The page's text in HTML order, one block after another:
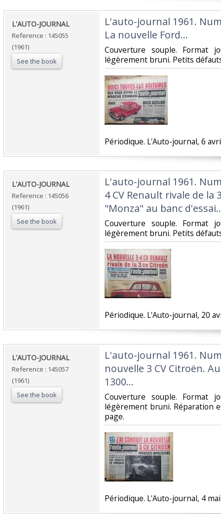
‎L'AUTO-JOURNAL ‎
Reference : 145055
(1961)
See the book
‎L'auto-journal 1961.
La nouvelle Ford...‎
‎Couverture souple. Format
légèrement bruni. Petits
‎Périodique. L'Auto-journal, 6
‎L'AUTO-JOURNAL ‎
Reference : 145056
(1961)
See the book
‎L'auto-journal 1961.
4 CV Renault rivale de la
"Monza" au banc
‎Couverture souple. Format
légèrement bruni. Petits
‎Périodique. L'Auto-journal, 20
‎L'AUTO-JOURNAL ‎
Reference : 145057
(1961)
See the book
‎L'auto-journal 1961.
nouvelle 3 CV Citroën.
1300…‎
‎Couverture souple. Format
légèrement bruni. Réparation
page.‎
‎Périodique. L'Auto-journal, 4